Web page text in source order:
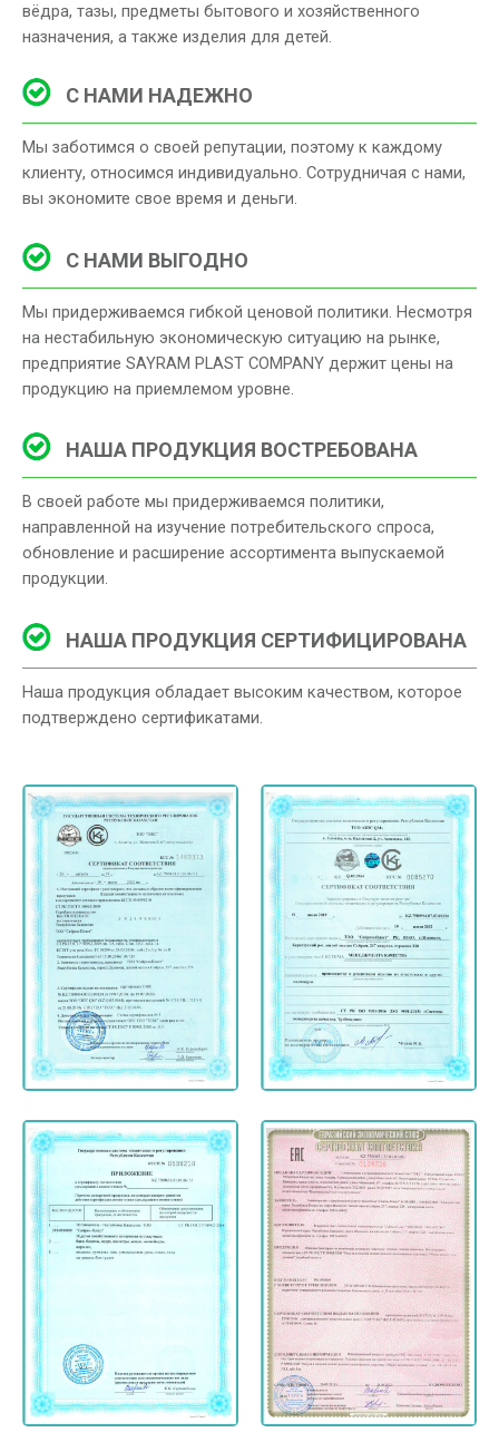
вёдра, тазы, предметы бытового и хозяйственного
назначения, а также изделия для детей.
С НАМИ НАДЕЖНО
Мы заботимся о своей репутации, поэтому к каждому
клиенту, относимся индивидуально. Сотрудничая с нами,
вы экономите свое время и деньги.
С НАМИ ВЫГОДНО
Мы придерживаемся гибкой ценовой политики. Несмотря
на нестабильную экономическую ситуацию на рынке,
предприятие SAYRAM PLAST COMPANY держит цены на
продукцию на приемлемом уровне.
НАША ПРОДУКЦИЯ ВОСТРЕБОВАНА
В своей работе мы придерживаемся политики,
направленной на изучение потребительского спроса,
обновление и расширение ассортимента выпускаемой
продукции.
НАША ПРОДУКЦИЯ СЕРТИФИЦИРОВАНА
Наша продукция обладает высоким качеством, которое
подтверждено сертификатами.